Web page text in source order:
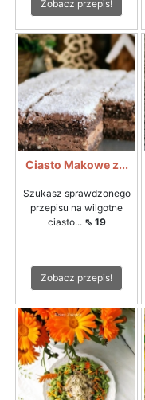
Zobacz przepis!
Ciasto Makowe z...
Szukasz sprawdzonego
przepisu na wilgotne
ciasto... ⇖ 19
Zobacz przepis!